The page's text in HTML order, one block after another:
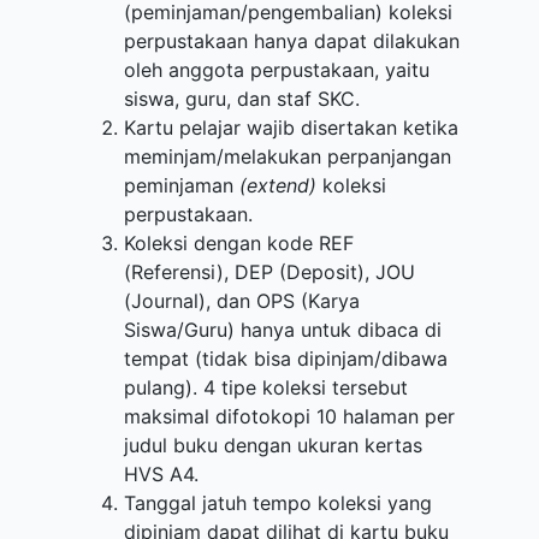
(peminjaman/pengembalian) koleksi
perpustakaan hanya dapat dilakukan
oleh anggota perpustakaan, yaitu
siswa, guru, dan staf SKC.
Kartu pelajar wajib disertakan ketika
meminjam/melakukan perpanjangan
peminjaman (extend) koleksi
perpustakaan.
Koleksi dengan kode REF
(Referensi), DEP (Deposit), JOU
(Journal), dan OPS (Karya
Siswa/Guru) hanya untuk dibaca di
tempat (tidak bisa dipinjam/dibawa
pulang). 4 tipe koleksi tersebut
maksimal difotokopi 10 halaman per
judul buku dengan ukuran kertas
HVS A4.
Tanggal jatuh tempo koleksi yang
dipinjam dapat dilihat di kartu buku